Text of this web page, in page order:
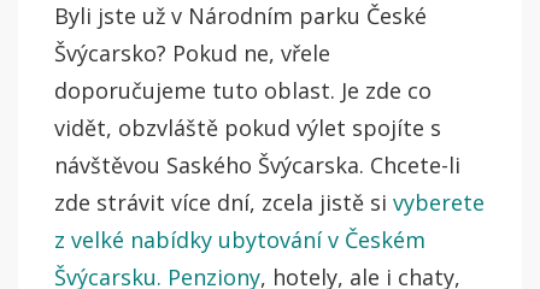
Byli jste už v Národním parku České
Švýcarsko? Pokud ne, vřele
doporučujeme tuto oblast. Je zde co
vidět, obzvláště pokud výlet spojíte s
návštěvou Saského Švýcarska. Chcete-li
zde strávit více dní, zcela jistě si vyberete
z velké nabídky ubytování v Českém
Švýcarsku. Penziony, hotely, ale i chaty,